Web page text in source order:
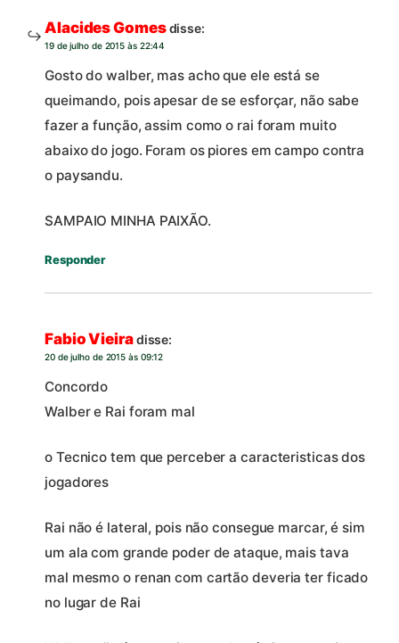
Alacides Gomesdisse:
19 de julho de 2015 às 22:44
Gosto do walber, mas acho que ele está se
queimando, pois apesar de se esforçar, não sabe
fazer a função, assim como o rai foram muito
abaixo do jogo. Foram os piores em campo contra
o paysandu.
SAMPAIO MINHA PAIXÃO.
Responder
Fabio Vieiradisse:
20 de julho de 2015 às 09:12
Concordo
Walber e Rai foram mal
o Tecnico tem que perceber a caracteristicas dos
jogadores
Rai não é lateral, pois não consegue marcar, é sim
um ala com grande poder de ataque, mais tava
mal mesmo o renan com cartão deveria ter ficado
no lugar de Rai